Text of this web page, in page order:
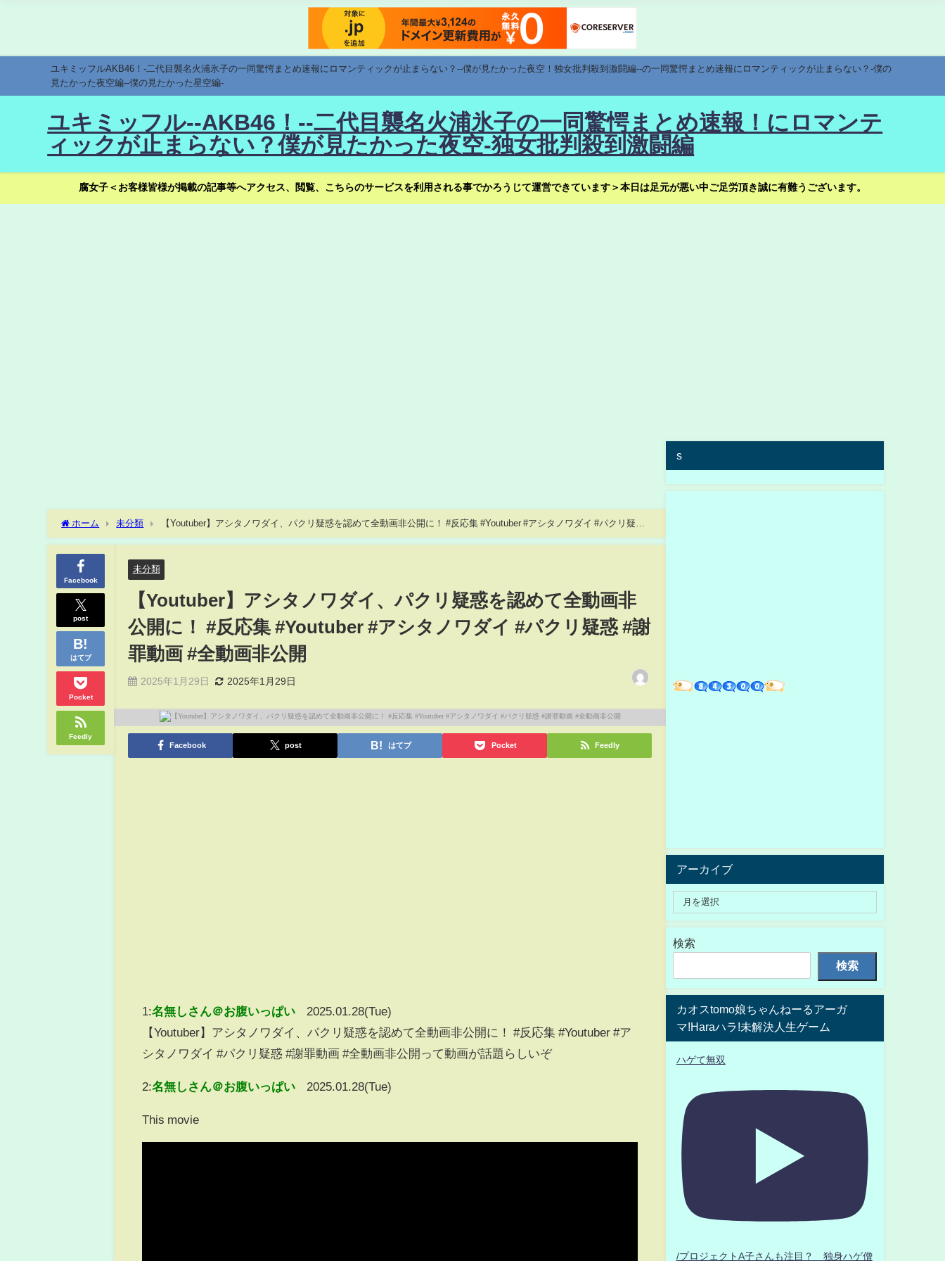
ユキミッフルAKB46！-二代目襲名火浦氷子の一同驚愕まとめ速報にロマンティックが止まらない？--僕が見たかった夜空！独女批判殺到激闘編--の一同驚愕まとめ速報にロマンティックが止まらない？-僕の
見たかった夜空編--僕の見たかった星空編-
ユキミッフル--AKB46！--二代目襲名火浦氷子の一同驚愕まとめ速報！にロマンテ
ィックが止まらない？僕が見たかった夜空-独女批判殺到激闘編
腐女子＜お客様皆様が掲載の記事等へアクセス、閲覧、こちらのサービスを利用される事でかろうじて運営できています＞本日は足元が悪い中ご足労頂き誠に有難うございます。
ホーム 未分類
【Youtuber】アシタノワダイ、パクリ疑惑を認めて全動画非公開に！ #反応集 #Youtuber #アシタノワダイ #パクリ疑惑 #
謝罪動画 #全動画非公開
Facebook
post
はてブ
Pocket
Feedly
未分類
【Youtuber】アシタノワダイ、パクリ疑惑を認めて全動画非
公開に！ #反応集 #Youtuber #アシタノワダイ #パクリ疑惑 #謝
罪動画 #全動画非公開
2025年1月29日 2025年1月29日
Facebook post はてブ Pocket Feedly
1:名無しさん＠お腹いっぱい
2025.01.28(Tue)
【Youtuber】アシタノワダイ、パクリ疑惑を認めて全動画非公開に！ #反応集 #Youtuber #ア
シタノワダイ #パクリ疑惑 #謝罪動画 #全動画非公開って動画が話題らしいぞ
2:名無しさん＠お腹いっぱい 2025.01.28(Tue)
This movie
s
アーカイブ
検索
検索
カオスtomo娘ちゃんねーるアーガ
マ!Haraハラ!未解決人生ゲーム
ハゲて無双
/プロジェクトA子さんも注目？ 独身ハゲ僧